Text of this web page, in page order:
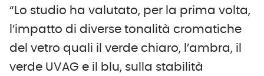
“Lo studio ha valutato, per la prima volta,
l’impatto di diverse tonalità cromatiche
del vetro quali il verde chiaro, l’ambra, il
verde UVAG e il blu, sulla stabilità